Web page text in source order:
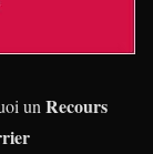
unRecours